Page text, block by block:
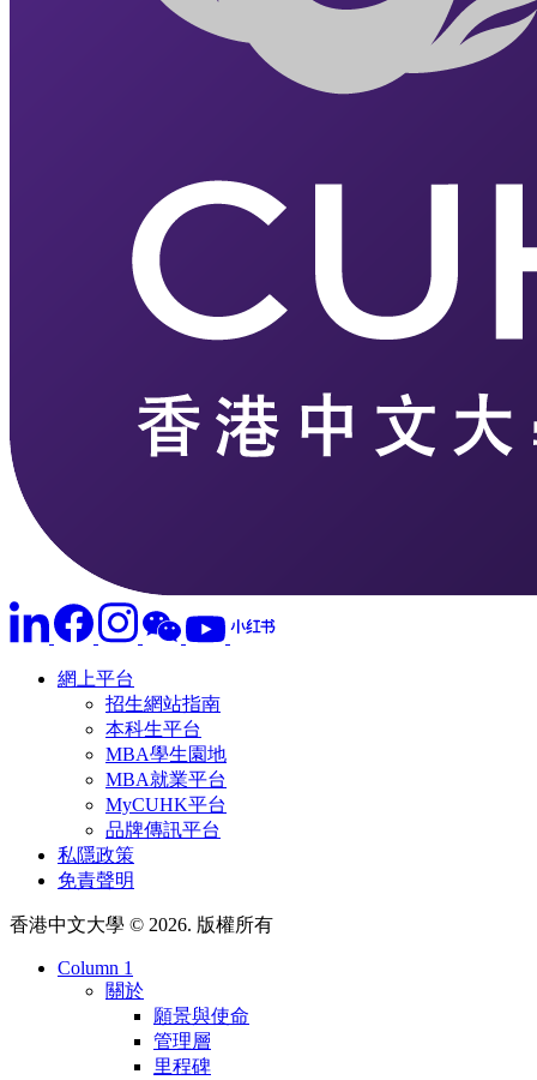
網上平台
招生網站指南
本科生平台
MBA學生園地
MBA就業平台
MyCUHK平台
品牌傳訊平台
私隱政策
免責聲明
香港中文大學 © 2026. 版權所有
Column 1
關於
願景與使命
管理層
里程碑